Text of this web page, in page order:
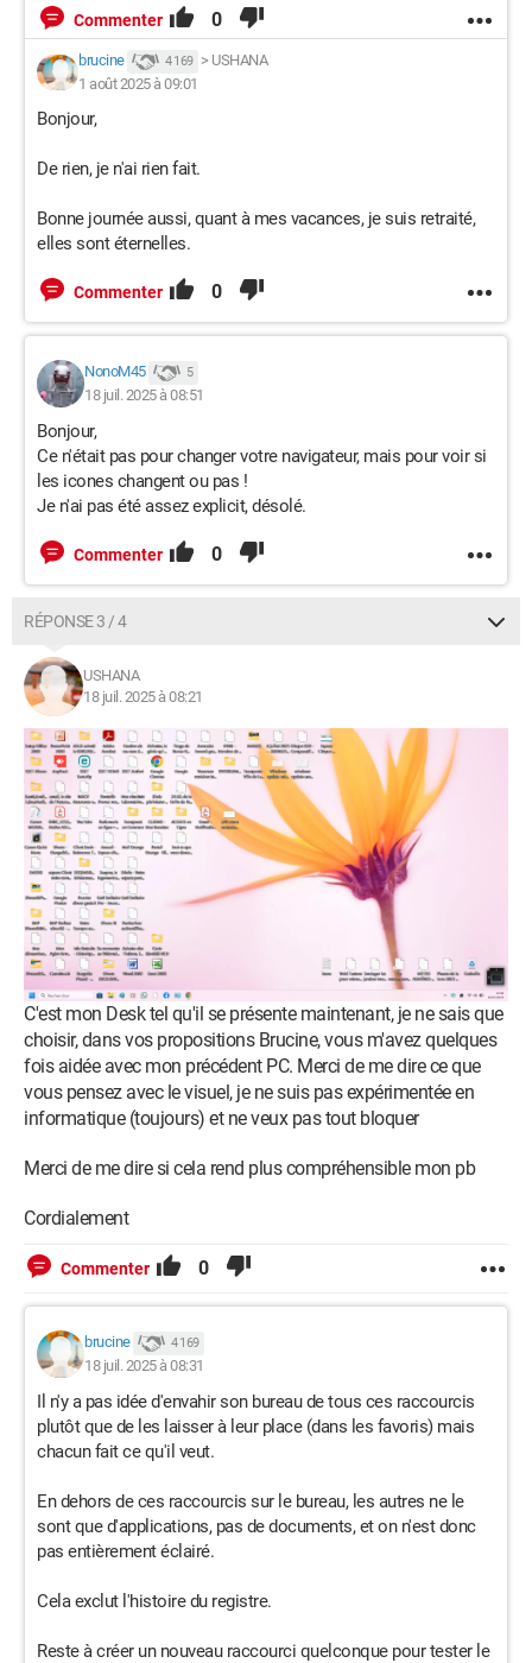
Commenter 0
brucine 4 169 > USHANA
1 août 2025 à 09:01
Bonjour,
De rien, je n'ai rien fait.
Bonne journée aussi, quant à mes vacances, je suis retraité,
elles sont éternelles.
Commenter 0
NonoM45 5
18 juil. 2025 à 08:51
Bonjour,
Ce n'était pas pour changer votre navigateur, mais pour voir si
les icones changent ou pas !
Je n'ai pas été assez explicit, désolé.
Commenter 0
RÉPONSE 3 / 4
USHANA
18 juil. 2025 à 08:21
C'est mon Desk tel qu'il se présente maintenant, je ne sais que
choisir, dans vos propositions Brucine, vous m'avez quelques
fois aidée avec mon précédent PC. Merci de me dire ce que
vous pensez avec le visuel, je ne suis pas expérimentée en
informatique (toujours) et ne veux pas tout bloquer
Merci de me dire si cela rend plus compréhensible mon pb
Cordialement
Commenter 0
brucine 4 169
18 juil. 2025 à 08:31
Il n'y a pas idée d'envahir son bureau de tous ces raccourcis
plutôt que de les laisser à leur place (dans les favoris) mais
chacun fait ce qu'il veut.
En dehors de ces raccourcis sur le bureau, les autres ne le
sont que d'applications, pas de documents, et on n'est donc
pas entièrement éclairé.
Cela exclut l'histoire du registre.
Reste à créer un nouveau raccourci quelconque pour tester le